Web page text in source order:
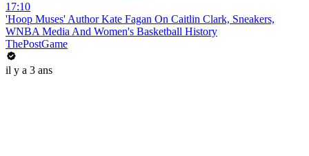
17:10
'Hoop Muses' Author Kate Fagan On Caitlin Clark, Sneakers,
WNBA Media And Women's Basketball History
ThePostGame
il y a 3 ans